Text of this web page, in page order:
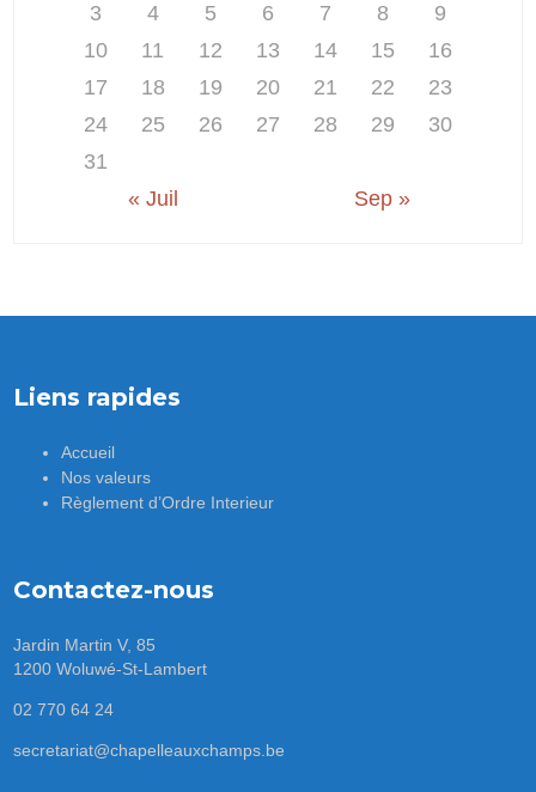
3
4 5 6 7 8
9
10
11 12 13 14 15
16
17
18 19 20 21 22
23
24
25 26 27 28 29
30
31
« Juil
Sep »
Liens rapides
Accueil
Nos valeurs
Règlement d’Ordre Interieur
Contactez-nous
Jardin Martin V, 85
1200 Woluwé-St-Lambert
02 770 64 24
secretariat@chapelleauxchamps.be